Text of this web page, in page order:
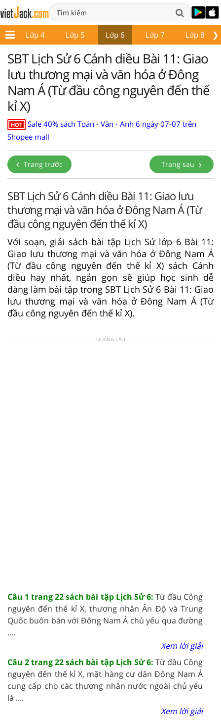
❯
Lớp 4 Lớp 5 Lớp 6 Lớp 7 Lớp 8
SBT Lịch Sử 6 Cánh diều Bài 11: Giao
lưu thương mại và văn hóa ở Đông
Nam Á (Từ đầu công nguyên đến thế
kỉ X)
HOT
Sale 40% sách Toán - Văn - Anh 6 ngày 07-07 trên
Shopee mall
Trang trước Trang sau
SBT Lịch Sử 6 Cánh diều Bài 11: Giao lưu
thương mại và văn hóa ở Đông Nam Á (Từ
đầu công nguyên đến thế kỉ X)
Với soạn, giải sách bài tập Lịch Sử lớp 6 Bài 11:
Giao lưu thương mại và văn hóa ở Đông Nam Á
(Từ đầu công nguyên đến thế kỉ X) sách Cánh
diều hay nhất, ngắn gọn sẽ giúp học sinh dễ
dàng làm bài tập trong SBT Lịch Sử 6 Bài 11: Giao
lưu thương mại và văn hóa ở Đông Nam Á (Từ
đầu công nguyên đến thế kỉ X).
QUẢNG CÁO
Câu 1 trang 22 sách bài tập Lịch Sử 6: Từ đầu Công
nguyên đến thế kỉ X, thương nhân Ấn Độ và Trung
Quốc buôn bán với Đông Nam Á chủ yếu qua đường
....
Xem lời giải
Câu 2 trang 22 sách bài tập Lịch Sử 6: Từ đầu Công
nguyên đến thế kỉ X, mặt hàng cư dân Đông Nam Á
cung cấp cho các thương nhân nước ngoài chủ yếu
là ....
Xem lời giải